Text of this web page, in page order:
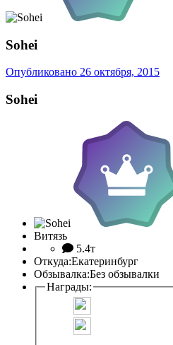
Sohei
Опубликовано 26 октября, 2015
Sohei
Витязь
5.4т
Откуда:Екатеринбург
Обзывалка:Без обзывалки
Награды: